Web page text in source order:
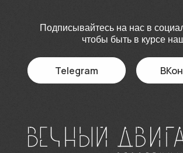
Подписывайтесь на нас в
чтобы быть в курсе
Telegram